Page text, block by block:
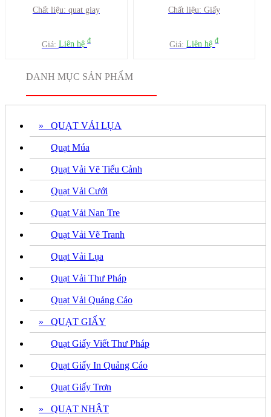
Chất liệu: quat giay
Giá: Liên hệ đ
Chất liệu: Giấy
Giá:Liên hệđ
DANH MỤC SẢN PHẨM
» QUẠT VẢI LỤA
Quạt Múa
Quạt Vải Vẽ Tiểu Cảnh
Quạt Vải Cưới
Quạt Vải Nan Tre
Quạt Vải Vẽ Tranh
Quạt Vải Lụa
Quạt Vải Thư Pháp
Quạt Vải Quảng Cáo
» QUẠT GIẤY
Quạt Giấy Viết Thư Pháp
Quạt Giấy In Quảng Cáo
Quạt Giấy Trơn
» QUẠT NHẬT